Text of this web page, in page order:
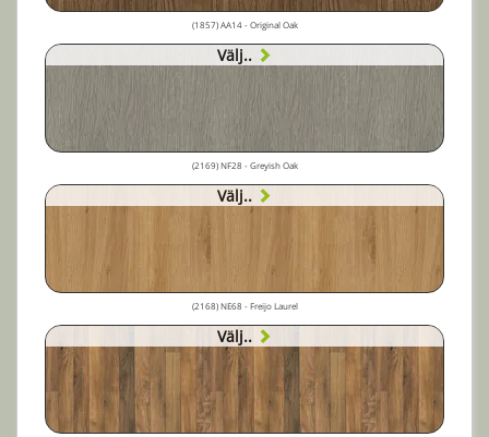
(1857) AA14 - Original Oak
Välj..
(2169) NF28 - Greyish Oak
Välj..
(2168) NE68 - Freijo Laurel
Välj..